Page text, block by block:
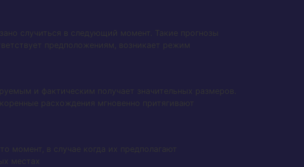
случиться в следующий момент. Такие прогнозы
предположениям, возникает режим
и фактическим получает значительных размеров.
расхождения мгновенно притягивают
момент, в случае когда их предполагают
местах